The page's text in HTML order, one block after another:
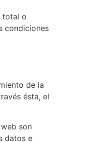
total o
condiciones
de la
ésta, el
son
datos e